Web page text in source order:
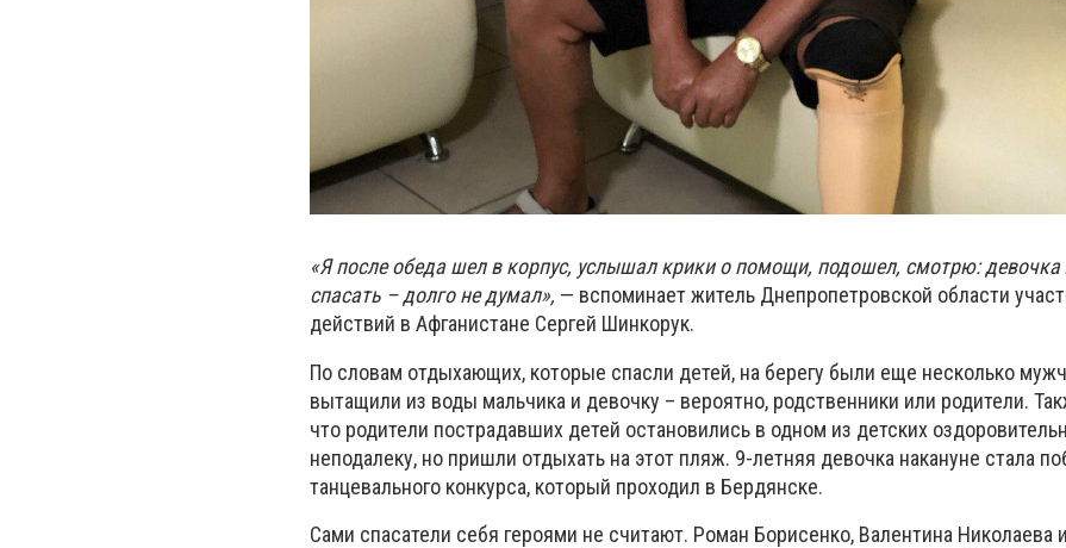
«Я после обеда шел в корпус, услышал крики о помощи, подошел, смотрю: девочка
спасать – долго не думал», — вспоминает житель Днепропетровской области
действий в Афганистане Сергей Шинкорук.
По словам отдыхающих, которые спасли детей, на берегу были еще несколько
вытащили из воды мальчика и девочку – вероятно, родственники или родители.
что родители пострадавших детей остановились в одном из детских
неподалеку, но пришли отдыхать на этот пляж. 9-летняя девочка накануне стала
танцевального конкурса, который проходил в Бердянске.
Сами спасатели себя героями не считают. Роман Борисенко, Валентина Николаева